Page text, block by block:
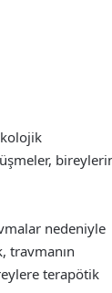
nedeniyle
travmanın
terapötik